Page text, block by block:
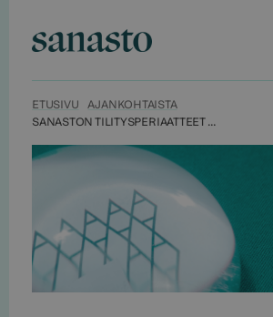
sisältöön
ETUSIVU
AJANKOHTAISTA
SANASTON TILITYSPERIAATTEET UUDISTUVAT: KUVAVÄHENNYS KOSKEE JATKOSSA USEAMPIA KIRJASTOLUOKKIA